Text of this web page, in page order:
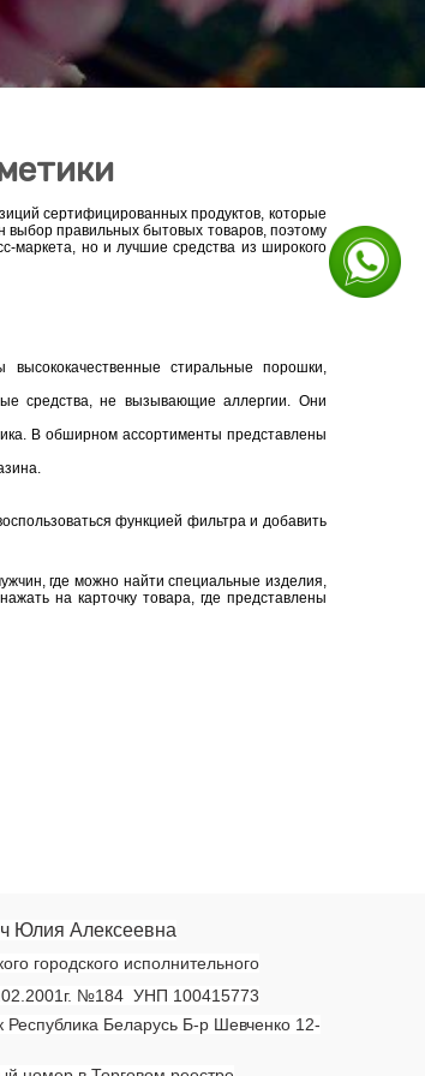
сертифицированных продуктов, которые
выбор правильных бытовых товаров, поэтому
маркета, но и лучшие средства из широкого
стиральные порошки,
средства, не вызывающие аллергии. Они
В обширном ассортименты представлены
функцией фильтра и добавить
где можно найти специальные изделия,
на карточку товара, где представлены
Юлия Алексеевна
городского исполнительного
№184 УНП 100415773
Республика Беларусь Б-р Шевченко 12-